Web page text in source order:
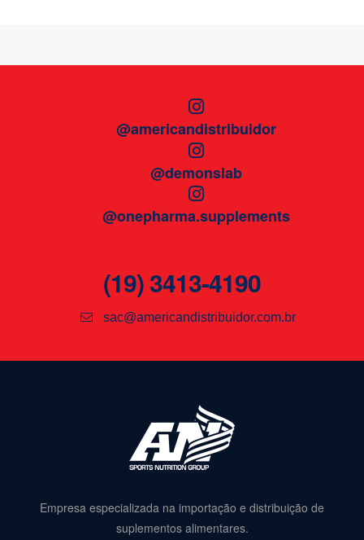
@americandistribuidor
@demonslab
@onepharma.supplements
(19) 3413-4190
sac@americandistribuidor.com.br
Empresa especializada na importação e distribuição de
suplementos alimentares.